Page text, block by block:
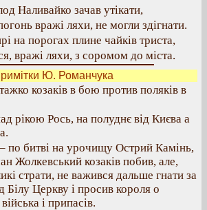
Наливайко зачав утікати,
вражі ляхи, не могли здігнати.
на порогах плине чайків триста,
вражі ляхи, з соромом до міста.
Ю. Романчука
козаків в бою против поляків в
рікою Рось, на полуднє від Києва а
– по битві на урочищу Острий Камінь,
Жолкевський козаків побив, але,
страти, не важився дальше гнати за
Білу Церкву і просив короля о
і припасів.